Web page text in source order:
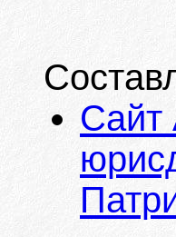
Сайт